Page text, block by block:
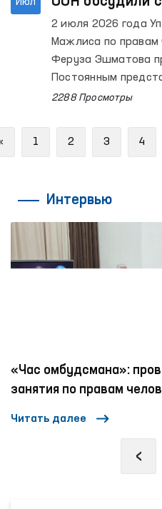
Июл
работы на
2 июля 2026 года
Мажлиса по правам
Феруза Эшматова
Постоянным
развития ООН
2288 Просмотры
Previous
1 2 3 4
Интервью
«Час омбудсмана»:
занятия по правам
Читать далее
‹